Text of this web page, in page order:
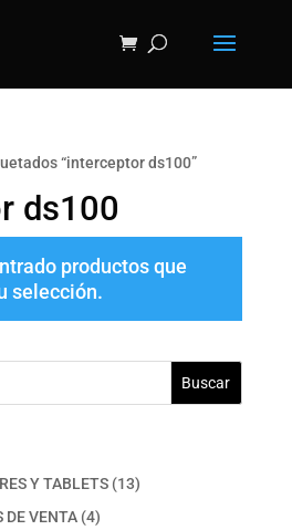
“interceptor ds100”
ds100
productos que
selección.
Buscar
Y TABLETS 1313
DE VENTA 44